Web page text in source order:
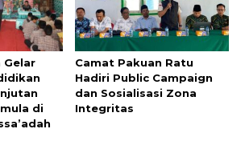
Gelar
di
Camat Pakuan Ratu
Hadiri Public Campaign
dan Sosialisasi Zona
Integritas